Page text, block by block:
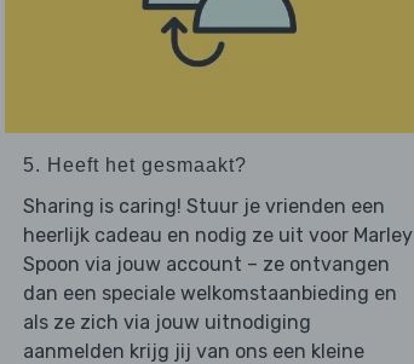
5. Heeft het gesmaakt?
Sharing is caring! Stuur je vrienden een
heerlijk cadeau en nodig ze uit voor Marley
Spoon via jouw account – ze ontvangen
dan een speciale welkomstaanbieding en
als ze zich via jouw uitnodiging
aanmelden krijg jij van ons een kleine